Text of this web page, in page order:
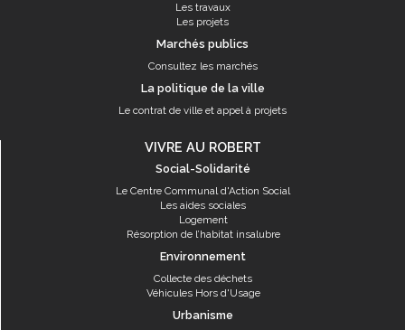
Les travaux
Les projets
Marchés publics
Consultez les marchés
La politique de la ville
Le contrat de ville et appel à projets
VIVRE AU ROBERT
Social-Solidarité
Le Centre Communal d'Action Social
Les aides sociales
Logement
Résorption de l’habitat insalubre
Environnement
Collecte des déchets
Véhicules Hors d'Usage
Urbanisme